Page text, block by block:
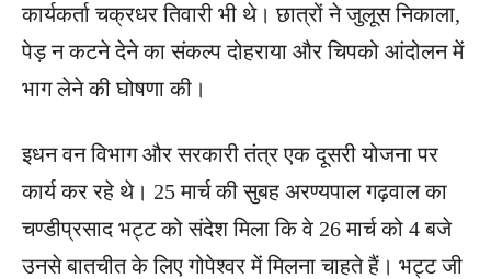
कार्यकर्ता चक्रधर तिवारी भी थे। छात्रों ने जुलूस निकाला,
पेड़ न कटने देने का संकल्प दोहराया और चिपको आंदोलन में
भाग लेने की घोषणा की।
इधन वन विभाग और सरकारी तंत्र एक दूसरी योजना पर
कार्य कर रहे थे। 25 मार्च की सुबह अरण्यपाल गढ़वाल का
चण्डीप्रसाद भट्ट को संदेश मिला कि वे 26 मार्च को 4 बजे
उनसे बातचीत के लिए गोपेश्वर में मिलना चाहते हैं। भट्ट जी